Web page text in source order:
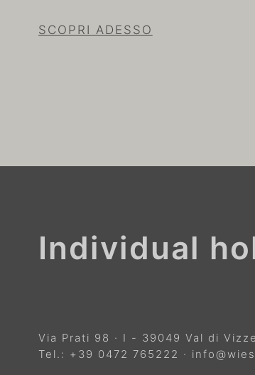
SCOPRI ADESSO
Individual
Via Prati 98 · I - 39049 Val di Vizze
Tel.: +39 0472 765222 ·